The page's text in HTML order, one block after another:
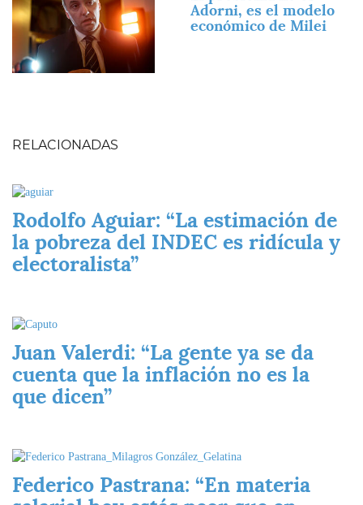
Adorni, es el modelo
económico de Milei
RELACIONADAS
Imagen
Rodolfo Aguiar: “La estimación de
la pobreza del INDEC es ridícula y
electoralista”
Imagen
Juan Valerdi: “La gente ya se da
cuenta que la inflación no es la
que dicen”
Imagen
Federico Pastrana: “En materia